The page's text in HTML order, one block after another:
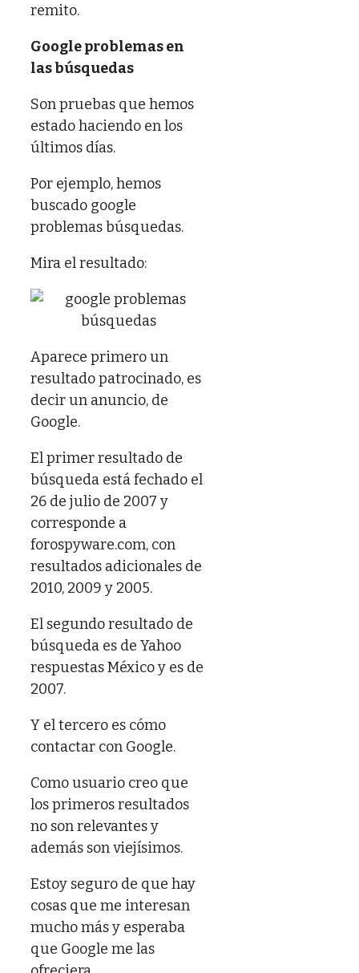
remito.
Google problemas en
las búsquedas
Son pruebas que hemos
estado haciendo en los
últimos días.
Por ejemplo, hemos
buscado google
problemas búsquedas.
Mira el resultado:
Aparece primero un
resultado patrocinado, es
decir un anuncio, de
Google.
El primer resultado de
búsqueda está fechado el
26 de julio de 2007 y
corresponde a
forospyware.com, con
resultados adicionales de
2010, 2009 y 2005.
El segundo resultado de
búsqueda es de Yahoo
respuestas México y es de
2007.
Y el tercero es cómo
contactar con Google.
Como usuario creo que
los primeros resultados
no son relevantes y
además son viejísimos.
Estoy seguro de que hay
cosas que me interesan
mucho más y esperaba
que Google me las